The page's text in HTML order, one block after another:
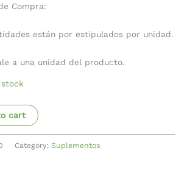
Compra:
están por estipulados por unidad.
a una unidad del producto.
stock
cart
Category: Suplementos